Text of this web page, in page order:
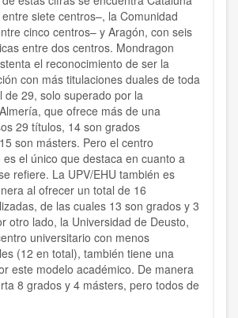
siete centros–, la Comunidad
cinco centros– y Aragón, con seis
entre dos centros. Mondragon
el reconocimiento de ser la
con más titulaciones duales de toda
de 29, solo superado por la
que ofrece más de una
29 títulos, 14 son grados
son másters. Pero el centro
el único que destaca en cuanto a
refiere. La UPV/EHU también es
al ofrecer un total de 16
de las cuales 13 son grados y 3
otro lado, la Universidad de Deusto,
universitario con menos
(12 en total), también tiene una
este modelo académico. De manera
8 grados y 4 másters, pero todos de